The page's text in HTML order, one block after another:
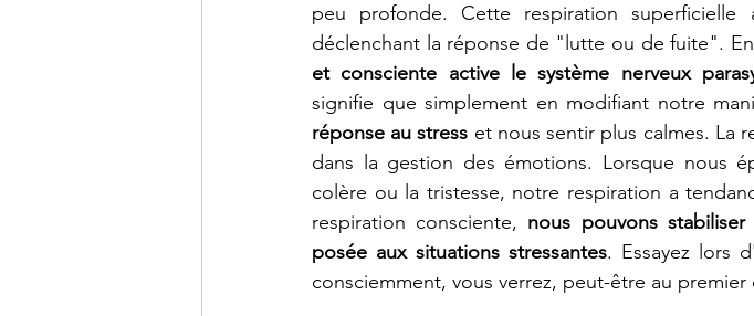
peu profonde. Cette respiration superficielle
déclenchant la réponse de "lutte ou de fuite".
et consciente active le système nerveux
signifie que simplement en modifiant notre
réponse au stress et nous sentir plus calmes. La
dans la gestion des émotions. Lorsque nous
colère ou la tristesse, notre respiration a
respiration consciente, nous pouvons
posée aux situations stressantes. Essayez lors
consciemment, vous verrez, peut-être au